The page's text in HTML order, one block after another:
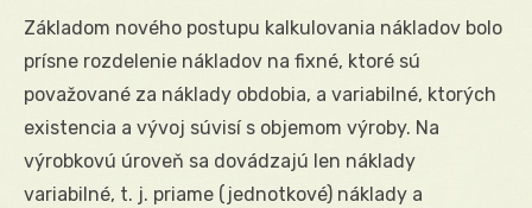
Základom nového postupu kalkulovania nákladov bolo
prísne rozdelenie nákladov na fixné, ktoré sú
považované za náklady obdobia, a variabilné, ktorých
existencia a vývoj súvisí s objemom výroby. Na
výrobkovú úroveň sa dovádzajú len náklady
variabilné, t. j. priame (jednotkové) náklady a